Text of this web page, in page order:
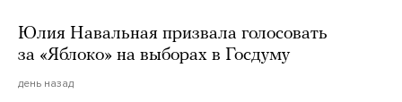
Юлия Навальная призвала голосовать
за «Яблоко» на выборах в Госдуму
день назад